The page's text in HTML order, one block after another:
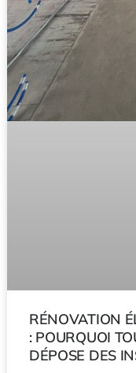
RÉNOVATION
: POURQUOI
DÉPOSE DES